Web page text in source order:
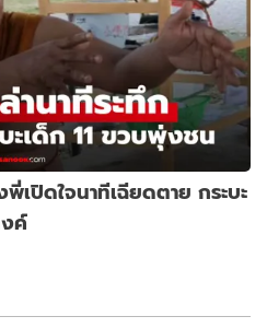
เปิดใจนาทีเฉียดตาย กระบะ
ค์